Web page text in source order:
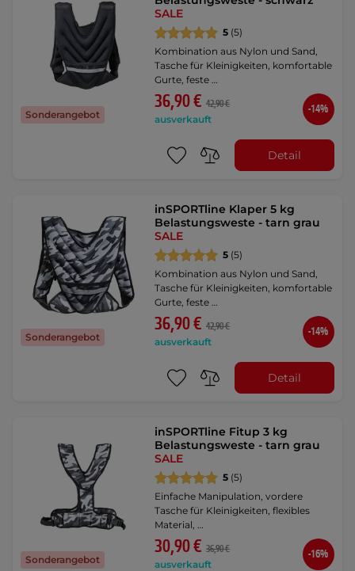
Sonderangebot
SALE
5 (5)
Kombination aus Nylon und Sand,
Tasche für Kleinigkeiten, komfortable
Gurte, feste …
36,90 € 42,90 €
ausverkauft
-14%
Detail
Sonderangebot
inSPORTline Klaper 5 kg
Belastungsweste - tarn grau
SALE
5 (5)
Kombination aus Nylon und Sand,
Tasche für Kleinigkeiten, komfortable
Gurte, feste …
36,90 € 42,90 €
ausverkauft
-14%
Detail
Sonderangebot
inSPORTline Fitup 3 kg
Belastungsweste - tarn grau
SALE
5 (5)
Einfache Manipulation, vordere
Tasche für Kleinigkeiten, flexibles
Material, …
30,90 € 36,90 €
ausverkauft
-16%